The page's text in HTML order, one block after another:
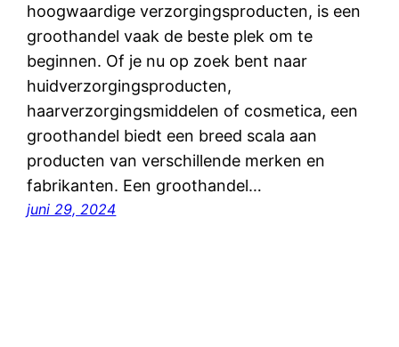
hoogwaardige verzorgingsproducten, is een
groothandel vaak de beste plek om te
beginnen. Of je nu op zoek bent naar
huidverzorgingsproducten,
haarverzorgingsmiddelen of cosmetica, een
groothandel biedt een breed scala aan
producten van verschillende merken en
fabrikanten. Een groothandel…
juni 29, 2024